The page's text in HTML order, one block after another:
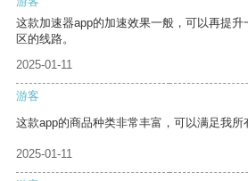
这款加速器app的加速效果一般，可以再提
区的线路。
2025-01-11
游客
这款app的商品种类非常丰富，可以满足我所
2025-01-11